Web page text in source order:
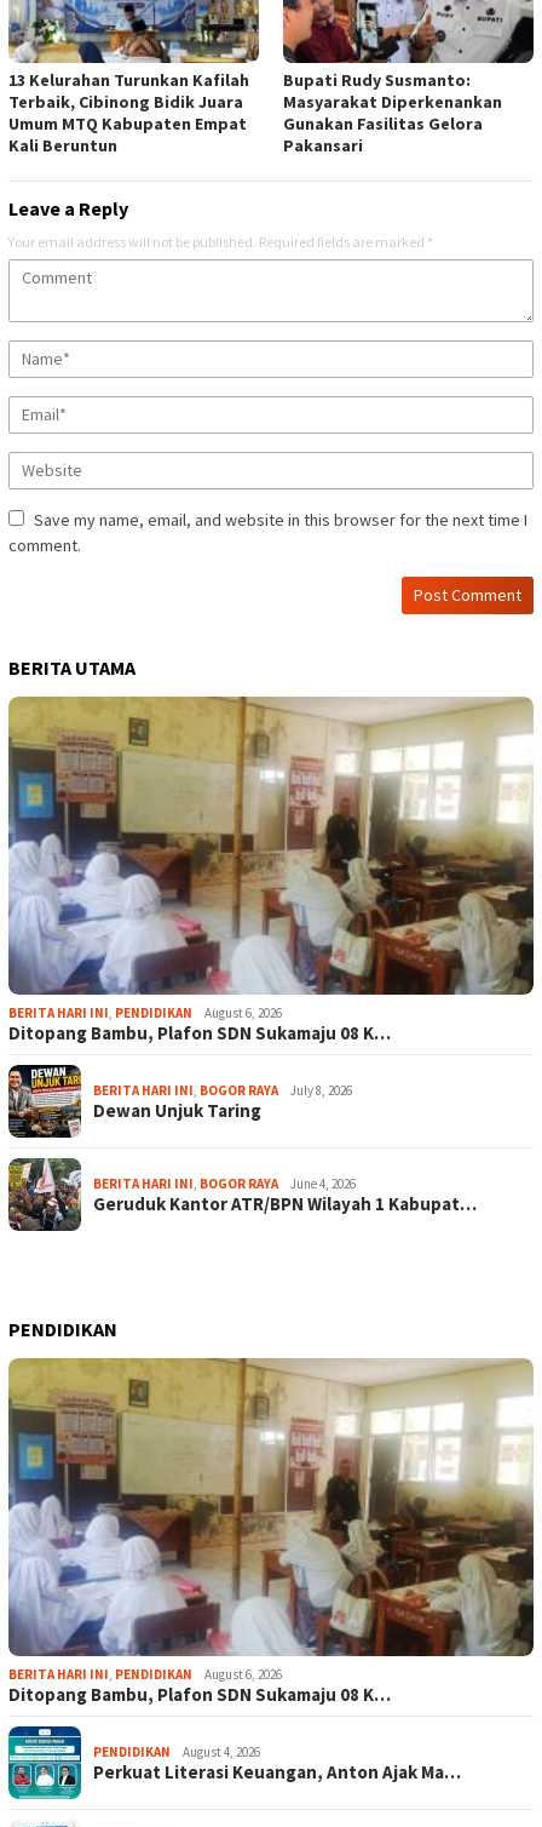
13 Kelurahan Turunkan Kafilah
Terbaik, Cibinong Bidik Juara
Umum MTQ Kabupaten Empat
Kali Beruntun
Bupati Rudy Susmanto:
Masyarakat Diperkenankan
Gunakan Fasilitas Gelora
Pakansari
Leave a Reply
Your email address will not be published. Required fields are marked *
Save my name, email, and website in this browser for the next time I
comment.
BERITA UTAMA
BERITA HARI INI PENDIDIKAN August 6, 2026
Ditopang Bambu, Plafon SDN Sukamaju 08 K…
BERITA HARI INI BOGOR RAYA July 8, 2026
Dewan Unjuk Taring
BERITA HARI INI BOGOR RAYA June 4, 2026
Geruduk Kantor ATR/BPN Wilayah 1 Kabupat…
PENDIDIKAN
BERITA HARI INI PENDIDIKAN August 6, 2026
Ditopang Bambu, Plafon SDN Sukamaju 08 K…
PENDIDIKAN August 4, 2026
Perkuat Literasi Keuangan, Anton Ajak Ma…